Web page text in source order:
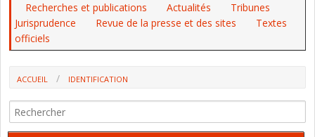
Recherches et publications Actualités
Tribunes
Jurisprudence
Revue de la presse et des sites
Textes
officiels
ACCUEIL IDENTIFICATION